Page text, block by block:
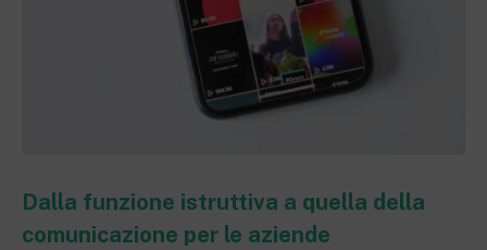
Dalla funzione istruttiva a quella della
comunicazione per le aziende